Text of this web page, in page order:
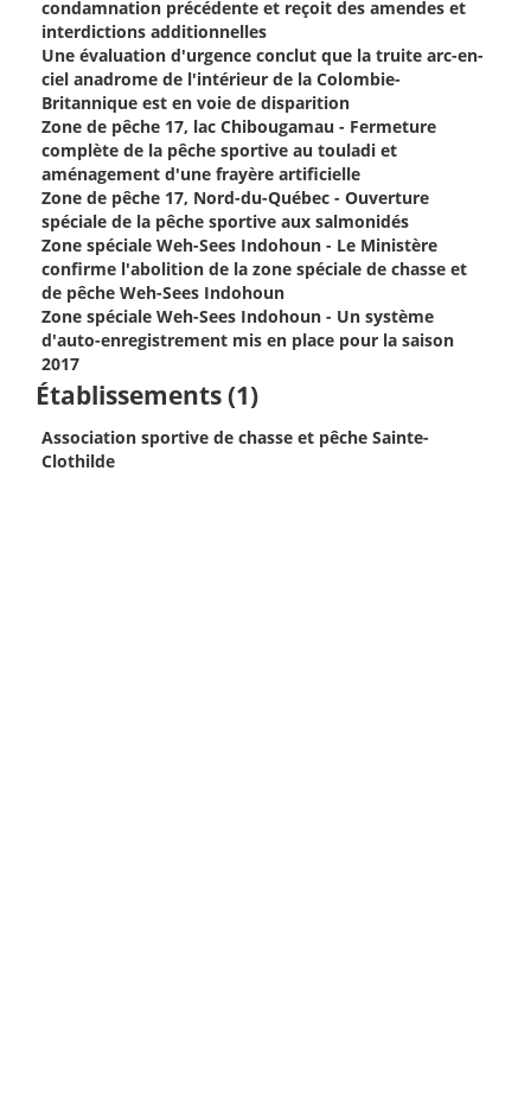
condamnation précédente et reçoit des amendes et
interdictions additionnelles
Une évaluation d'urgence conclut que la truite arc-en-
ciel anadrome de l'intérieur de la Colombie-
Britannique est en voie de disparition
Zone de pêche 17, lac Chibougamau - Fermeture
complète de la pêche sportive au touladi et
aménagement d'une frayère artificielle
Zone de pêche 17, Nord-du-Québec - Ouverture
spéciale de la pêche sportive aux salmonidés
Zone spéciale Weh-Sees Indohoun - Le Ministère
confirme l'abolition de la zone spéciale de chasse et
de pêche Weh-Sees Indohoun
Zone spéciale Weh-Sees Indohoun - Un système
d'auto-enregistrement mis en place pour la saison
2017
Établissements (1)
Association sportive de chasse et pêche Sainte-
Clothilde